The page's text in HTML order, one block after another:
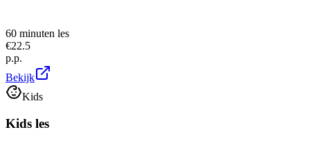
60 minuten les
€22.5
p.p.
Bekijk
Kids
Kids les